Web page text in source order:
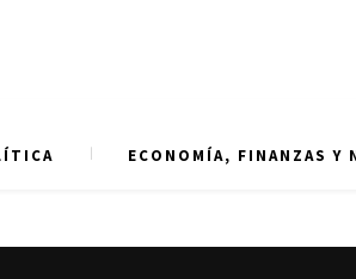
ECONOMÍA, FINANZAS Y